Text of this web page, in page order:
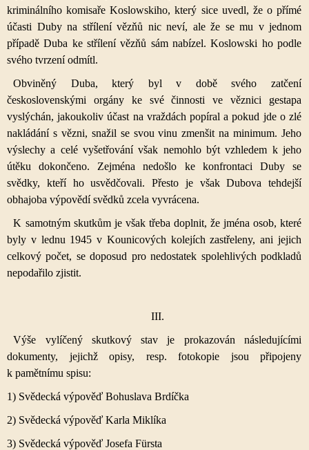
kriminálního komisaře Koslowskiho, který sice uvedl, že o přímé
účasti Duby na střílení vězňů nic neví, ale že se mu v jednom
případě Duba ke střílení vězňů sám nabízel. Koslowski ho podle
svého tvrzení odmítl.
Obviněný Duba, který byl v době svého zatčení
československými orgány ke své činnosti ve věznici gestapa
vyslýchán, jakoukoliv účast na vraždách popíral a pokud jde o zlé
nakládání s vězni, snažil se svou vinu zmenšit na minimum. Jeho
výslechy a celé vyšetřování však nemohlo být vzhledem k jeho
útěku dokončeno. Zejména nedošlo ke konfrontaci Duby se
svědky, kteří ho usvědčovali. Přesto je však Dubova tehdejší
obhajoba výpovědí svědků zcela vyvrácena.
K samotným skutkům je však třeba doplnit, že jména osob, které
byly v lednu 1945 v Kounicových kolejích zastřeleny, ani jejich
celkový počet, se doposud pro nedostatek spolehlivých podkladů
nepodařilo zjistit.
III.
Výše vylíčený skutkový stav je prokazován následujícími
dokumenty, jejichž opisy, resp. fotokopie jsou připojeny
k pamětnímu spisu:
1) Svědecká výpověď Bohuslava Brdíčka
2) Svědecká výpověď Karla Miklíka
3) Svědecká výpověď Josefa Fürsta